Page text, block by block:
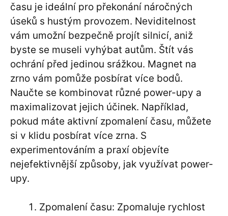
času je ideální pro překonání náročných
úseků s hustým provozem. Neviditelnost
vám umožní bezpečně projít silnicí, aniž
byste se museli vyhýbat autům. Štít vás
ochrání před jedinou srážkou. Magnet na
zrno vám pomůže posbírat více bodů.
Naučte se kombinovat různé power-upy a
maximalizovat jejich účinek. Například,
pokud máte aktivní zpomalení času, můžete
si v klidu posbírat více zrna. S
experimentováním a praxí objevíte
nejefektivnější způsoby, jak využívat power-
upy.
Zpomalení času: Zpomaluje rychlost